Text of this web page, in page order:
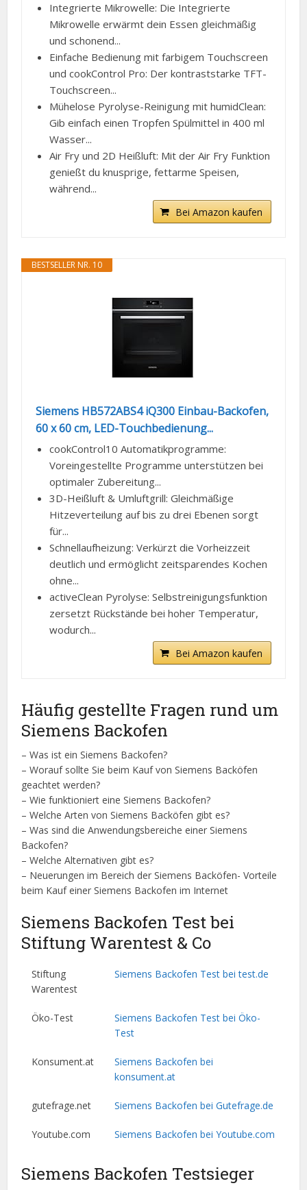
Integrierte Mikrowelle: Die Integrierte
Mikrowelle erwärmt dein Essen gleichmäßig
und schonend...
Einfache Bedienung mit farbigem Touchscreen
und cookControl Pro: Der kontraststarke TFT-
Touchscreen...
Mühelose Pyrolyse-Reinigung mit humidClean:
Gib einfach einen Tropfen Spülmittel in 400 ml
Wasser...
Air Fry und 2D Heißluft: Mit der Air Fry Funktion
genießt du knusprige, fettarme Speisen,
während...
Bei Amazon kaufen
BESTSELLER NR. 10
Siemens HB572ABS4 iQ300 Einbau-Backofen,
60 x 60 cm, LED-Touchbedienung...
cookControl10 Automatikprogramme:
Voreingestellte Programme unterstützen bei
optimaler Zubereitung...
3D-Heißluft & Umluftgrill: Gleichmäßige
Hitzeverteilung auf bis zu drei Ebenen sorgt
für...
Schnellaufheizung: Verkürzt die Vorheizzeit
deutlich und ermöglicht zeitsparendes Kochen
ohne...
activeClean Pyrolyse: Selbstreinigungsfunktion
zersetzt Rückstände bei hoher Temperatur,
wodurch...
Bei Amazon kaufen
Häufig gestellte Fragen rund um
Siemens Backofen
– Was ist ein Siemens Backofen?
– Worauf sollte Sie beim Kauf von Siemens Backöfen
geachtet werden?
– Wie funktioniert eine Siemens Backofen?
– Welche Arten von Siemens Backöfen gibt es?
– Was sind die Anwendungsbereiche einer Siemens
Backofen?
– Welche Alternativen gibt es?
– Neuerungen im Bereich der Siemens Backöfen- Vorteile
beim Kauf einer Siemens Backofen im Internet
Siemens Backofen Test bei
Stiftung Warentest & Co
Stiftung
Warentest
Siemens Backofen Test bei test.de
Öko-Test
Siemens Backofen Test bei Öko-
Test
Konsument.at
Siemens Backofen bei
konsument.at
gutefrage.net Siemens Backofen bei Gutefrage.de
Youtube.com Siemens Backofen bei Youtube.com
Siemens Backofen Testsieger